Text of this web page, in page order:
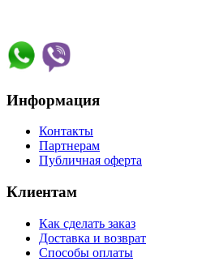
Информация
Контакты
Партнерам
Публичная оферта
Клиентам
Как сделать заказ
Доставка и возврат
Способы оплаты